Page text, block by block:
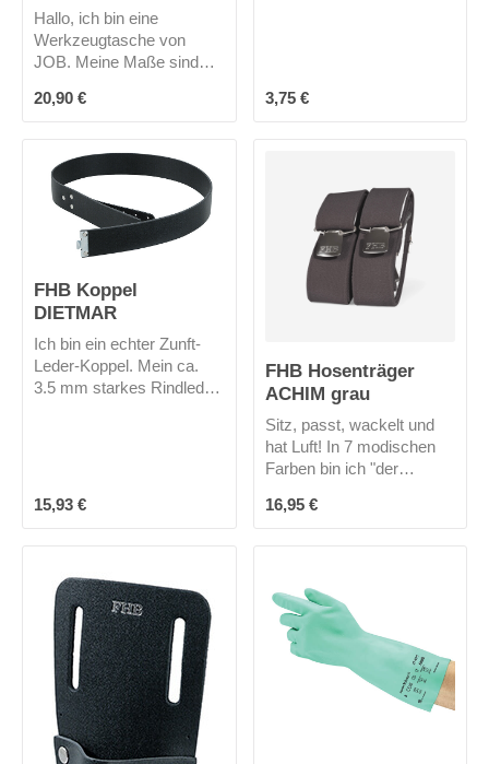
Hallo, ich bin eine
Werkzeugtasche von
JOB. Meine Maße sind
lang , mit einer großen und
einer kleinen Nageltasche,
Messertasche,
Hammerschlaufe usw. hat
dein Werkzeug genug
Platz und ist immer am
richtigen Ort
Regulärer Preis:
20,90 €
Regulärer Preis:
3,75 €
FHB Koppel
DIETMAR
Ich bin ein echter Zunft-
Leder-Koppel. Mein ca.
3.5 mm starkes Rindleder
gibt es (leider?) nur in
Hosen.Gefertigt werde ich
in der Nähe von Bielfeld -
also made in Germany!
Regulärer Preis:
15,93 €
FHB Hosenträger
ACHIM grau
Sitz, passt, wackelt und
hat Luft! In 7 modischen
Farben bin ich "der
Hosenträger.
Regulärer Preis:
16,95 €